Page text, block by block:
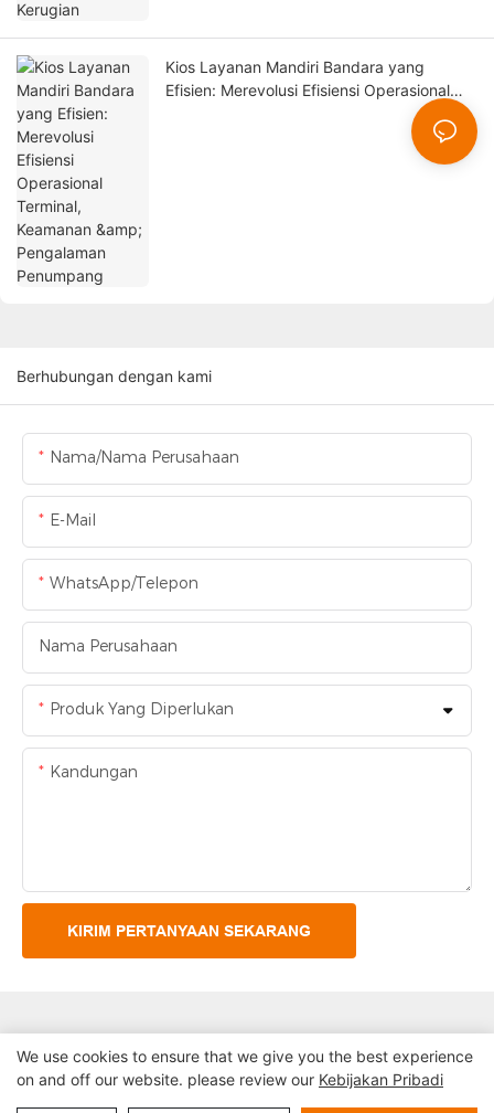
Kios Layanan Mandiri Bandara yang
Efisien: Merevolusi Efisiensi Operasional
Terminal, Keamanan & Pengalaman
Berhubungan dengan kami
Nama/Nama Perusahaan
E-Mail
WhatsApp/Telepon
Nama Perusahaan
Produk Yang Diperlukan
Kandungan
KIRIM PERTANYAAN SEKARANG
Hak Cipta © 2024 Shenzhen Lean Kios Sistem Co, LTD |
We use cookies to ensure that we give you the best experience
on and off our website. please review our Kebijakan Pribadi